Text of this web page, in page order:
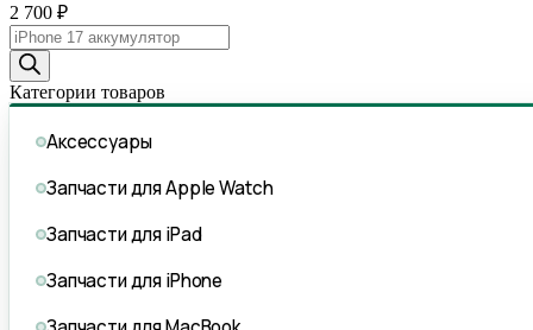
2 700 ₽
Поиск
товаров
Категории товаров
Аксессуары
Запчасти для Apple Watch
Запчасти для iPad
Запчасти для iPhone